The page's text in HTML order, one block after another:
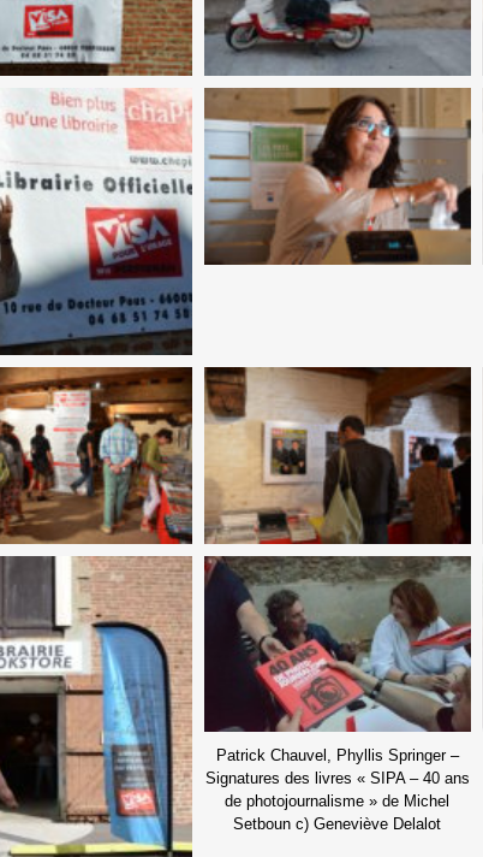
Patrick Chauvel, Phyllis Springer –
Signatures des livres « SIPA – 40 ans
de photojournalisme » de Michel
Setboun c) Geneviève Delalot